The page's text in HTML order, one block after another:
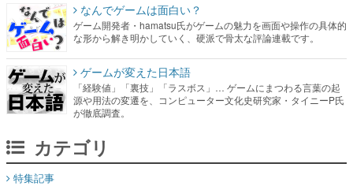
なんでゲームは面白い？
ゲーム開発者・hamatsu氏がゲームの魅力を画面や操作の具体的
な形から解き明かしていく、硬派で骨太な評論連載です。
ゲームが変えた日本語
「経験値」「裏技」「ラスボス」… ゲームにまつわる言葉の起
源や用法の変遷を、コンピューター文化史研究家・タイニーP氏
が徹底調査。
カテゴリ
特集記事